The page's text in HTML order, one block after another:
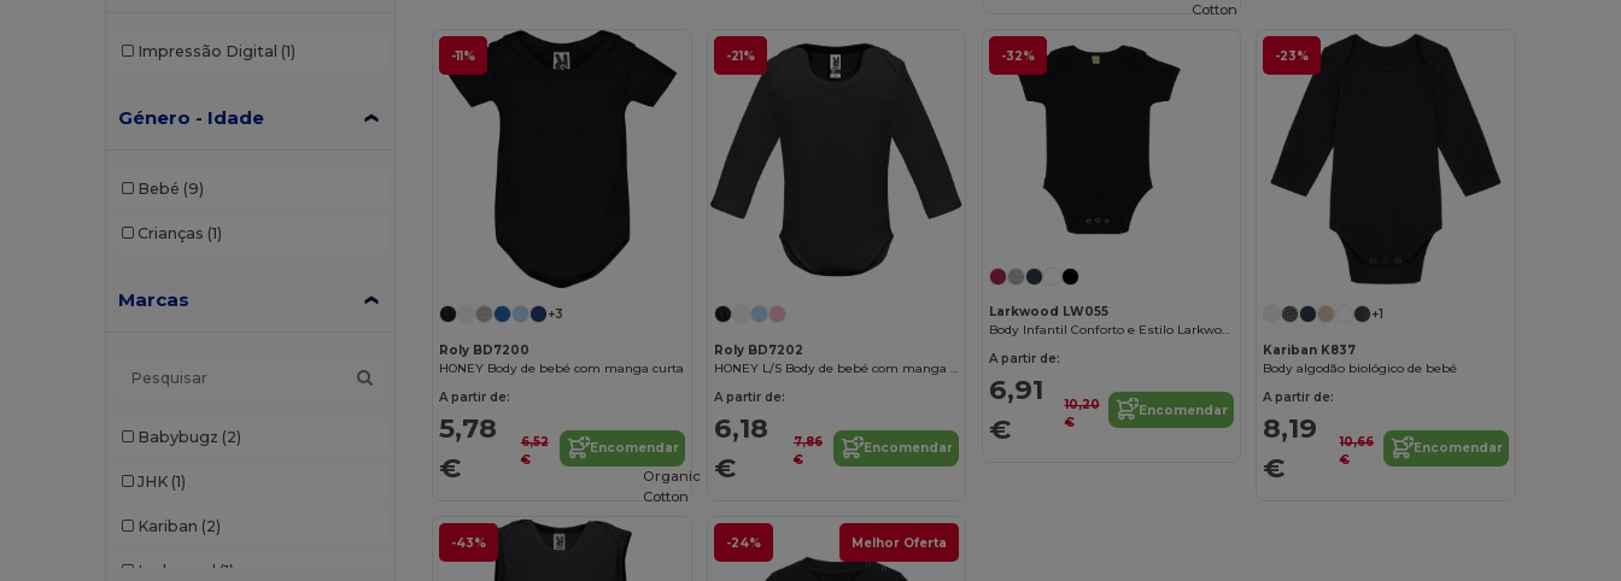
Impressão Digital (1)
Género - Idade
Bebé (9)
Crianças (1)
Marcas
Babybugz (2)
JHK (1)
Kariban (2)
Larkwood (1)
-11%
+3
Roly BD7200
HONEY Body de bebé com manga curta
A partir de:
5,78
€
6,52
€
Encomendar
-21%
Roly BD7202
HONEY L/S Body de bebé com manga comprida
A partir de:
6,18
€
7,86
€
Encomendar
-32%
Larkwood LW055
Body Infantil Conforto e Estilo Larkwood
A partir de:
6,91
€
10,20
€
Encomendar
-23%
Cotton
+1
Kariban K837
Body algodão biológico de bebé
A partir de:
8,19
€
10,66
€
Encomendar
-43% -24% Melhor Oferta
Organic
Cotton